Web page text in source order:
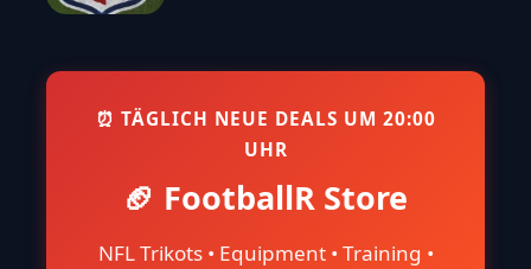
⏰ TÄGLICH NEUE DEALS UM 20:00
UHR
🏈 FootballR Store
NFL Trikots • Equipment • Training •